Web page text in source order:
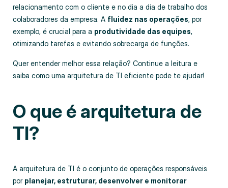
relacionamento com o cliente e no dia a dia de trabalho dos
colaboradores da empresa. A fluidez nas operações, por
exemplo, é crucial para a produtividade das equipes,
otimizando tarefas e evitando sobrecarga de funções.
Quer entender melhor essa relação? Continue a leitura e
saiba como uma arquitetura de TI eficiente pode te ajudar!
O que é arquitetura de
TI?
A arquitetura de TI é o conjunto de operações responsáveis
por planejar, estruturar, desenvolver e monitorar